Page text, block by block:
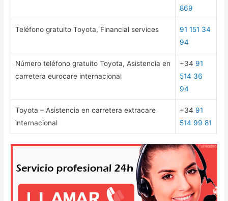
869
Teléfono gratuito Toyota, Financial services
91 151 34
94
Número teléfono gratuito Toyota, Asistencia en
carretera eurocare internacional
+34 91
514 36
94
Toyota – Asistencia en carretera extracare
internacional
+34 91
514 99 81